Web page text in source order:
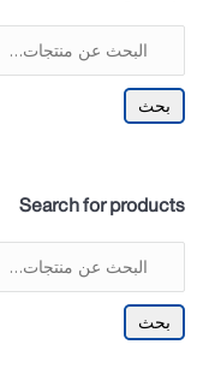
بحث
Search for products
بحث